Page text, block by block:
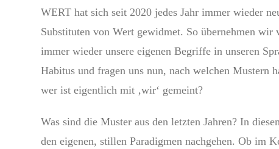
WERT hat sich seit 2020 jedes Jahr immer wieder
Substituten von Wert gewidmet. So übernehmen wir
immer wieder unsere eigenen Begriffe in unseren
Habitus und fragen uns nun, nach welchen Mustern
wer ist eigentlich mit ‚wir‘ gemeint?
Was sind die Muster aus den letzten Jahren? In
den eigenen, stillen Paradigmen nachgehen. Ob im